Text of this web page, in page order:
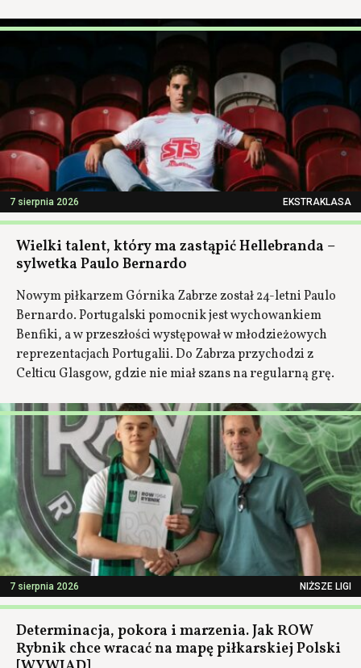
7 sierpnia 2026 EKSTRAKLASA
Wielki talent, który ma zastąpić Hellebranda –
sylwetka Paulo Bernardo
Nowym piłkarzem Górnika Zabrze został 24-letni Paulo
Bernardo. Portugalski pomocnik jest wychowankiem
Benfiki, a w przeszłości występował w młodzieżowych
reprezentacjach Portugalii. Do Zabrza przychodzi z
Celticu Glasgow, gdzie nie miał szans na regularną grę.
7 sierpnia 2026 NIŻSZE LIGI
Determinacja, pokora i marzenia. Jak ROW
Rybnik chce wracać na mapę piłkarskiej Polski